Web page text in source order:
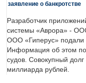
заявление о банкротстве
Разработчик
системы «Аврора» -
ООО «Гиперус» подали
Информация об этом
судов. Совокупный
миллиарда рублей.